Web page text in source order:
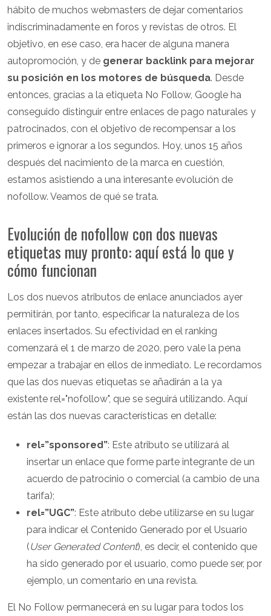
hábito de muchos webmasters de dejar comentarios
indiscriminadamente en foros y revistas de otros. El
objetivo, en ese caso, era hacer de alguna manera
autopromoción, y de generar backlink para mejorar
su posición en los motores de búsqueda. Desde
entonces, gracias a la etiqueta No Follow, Google ha
conseguido distinguir entre enlaces de pago naturales y
patrocinados, con el objetivo de recompensar a los
primeros e ignorar a los segundos. Hoy, unos 15 años
después del nacimiento de la marca en cuestión,
estamos asistiendo a una interesante evolución de
nofollow. Veamos de qué se trata.
Evolución de nofollow con dos nuevas
etiquetas muy pronto: aquí está lo que y
cómo funcionan
Los dos nuevos atributos de enlace anunciados ayer
permitirán, por tanto, especificar la naturaleza de los
enlaces insertados. Su efectividad en el ranking
comenzará el 1 de marzo de 2020, pero vale la pena
empezar a trabajar en ellos de inmediato. Le recordamos
que las dos nuevas etiquetas se añadirán a la ya
existente rel="nofollow", que se seguirá utilizando. Aquí
están las dos nuevas características en detalle:
rel=”sponsored”: Este atributo se utilizará al
insertar un enlace que forme parte integrante de un
acuerdo de patrocinio o comercial (a cambio de una
tarifa);
rel=”UGC”: Este atributo debe utilizarse en su lugar
para indicar el Contenido Generado por el Usuario
(User Generated Content), es decir, el contenido que
ha sido generado por el usuario, como puede ser, por
ejemplo, un comentario en una revista.
El No Follow permanecerá en su lugar para todos los